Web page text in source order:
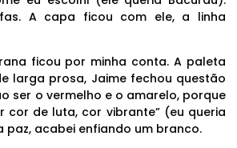
A capa ficou com ele, a linha
ficou por minha conta. A paleta
larga prosa, Jaime fechou questão
ser o vermelho e o amarelo, porque
cor de luta, cor vibrante” (eu queria
paz, acabei enfiando um branco.